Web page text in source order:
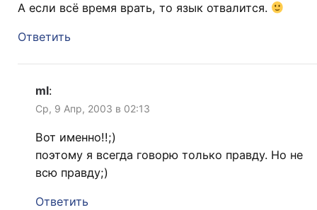
А если всё время врать, то язык отвалится.
Ответить
ml:
Ср, 9 Апр, 2003 в 02:13
Вот именно!!;)
поэтому я всегда говорю только правду. Но не
всю правду;)
Ответить